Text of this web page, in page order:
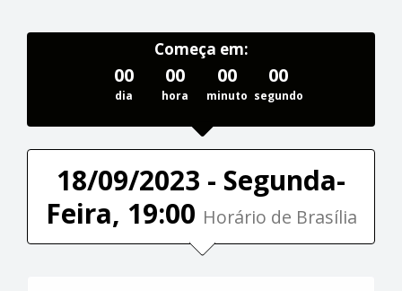
Começa em:
00
dia
00
hora
00
minuto
00
segundo
18/09/2023 - Segunda-
Feira, 19:00 Horário de Brasília